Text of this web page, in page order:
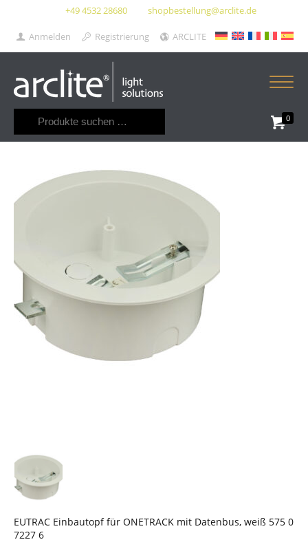
+49 4532 28680 shopbestellung@arclite.de
Anmelden Registrierung ARCLITE
0
EUTRAC Einbautopf für ONETRACK mit Datenbus, weiß 575 0
7227 6